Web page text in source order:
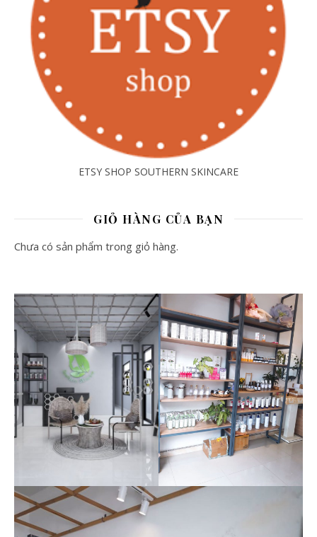
ETSY SHOP SOUTHERN SKINCARE
GIỎ HÀNG CỦA BẠN
Chưa có sản phẩm trong giỏ hàng.